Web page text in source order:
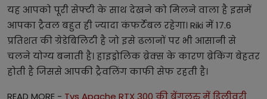
यह आपको पूरी सेफ्टी के साथ देखने को मिलने वाला है इसमें
आपका ट्रैवल बहुत ही ज्यादा कंफर्टेबल रहेगा। Riki में 17.6
प्रतिशत की ग्रेडेबिलिटी है जो इसे ढलानों पर भी आसानी से
चलने योग्य बनाती है। हाइड्रोलिक ब्रेक्स के कारण ब्रेकिंग बेहतर
होती है जिससे आपकी ट्रैवलिंग काफी सेफ रहती है।
READ MORE - Tvs Apache RTX 300 की बेंगलुरु में डिलीवरी